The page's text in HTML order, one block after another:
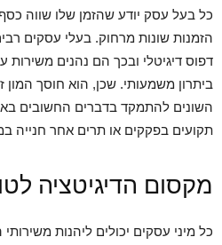
כל בעל עסק יודע שהזמן שלו שווה
הזמנות שונות מרחוק. בעלי עסקים
דפוס דיגיטלי ובכך הם נהנים
ביתרון משמעותי. שכן, הוא חוסך
השונים להתמקד בדברים החשובים
תקועים בפקקים או תרים אחר חנייה
מקסום הדיגיטציה
כל מיני עסקים יכולים ליהנות